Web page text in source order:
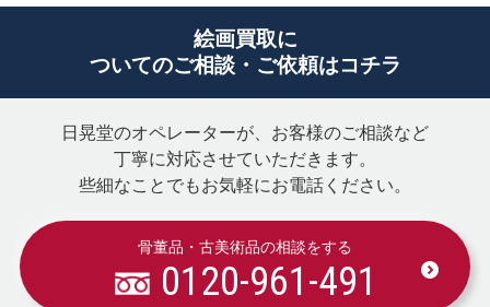
絵画買取に
ついてのご相談・ご依頼はコチラ
日晃堂のオペレーターが、お客様のご相談など
丁寧に対応させていただきます。
些細なことでもお気軽にお電話ください。
骨董品・古美術品の相談をする
0120-961-491